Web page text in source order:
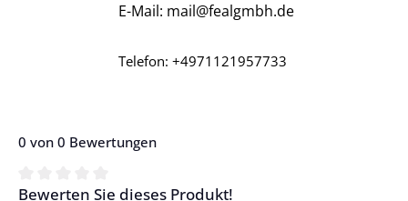
E-Mail: mail@fealgmbh.de
Telefon: +4971121957733
0 von 0 Bewertungen
Durchschnittliche Bewertung von 0 von 5 Sternen
Bewerten Sie dieses Produkt!